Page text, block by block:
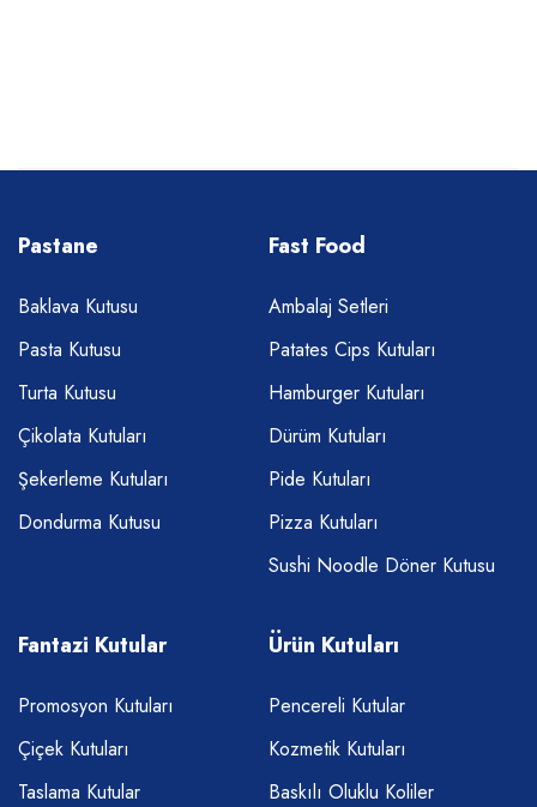
Pastane
Baklava Kutusu
Pasta Kutusu
Turta Kutusu
Çikolata Kutuları
Şekerleme Kutuları
Dondurma Kutusu
Fast Food
Ambalaj Setleri
Patates Cips Kutuları
Hamburger Kutuları
Dürüm Kutuları
Pide Kutuları
Pizza Kutuları
Sushi Noodle Döner Kutusu
Fantazi Kutular
Promosyon Kutuları
Çiçek Kutuları
Taslama Kutular
Ürün Kutuları
Pencereli Kutular
Kozmetik Kutuları
Baskılı Oluklu Koliler